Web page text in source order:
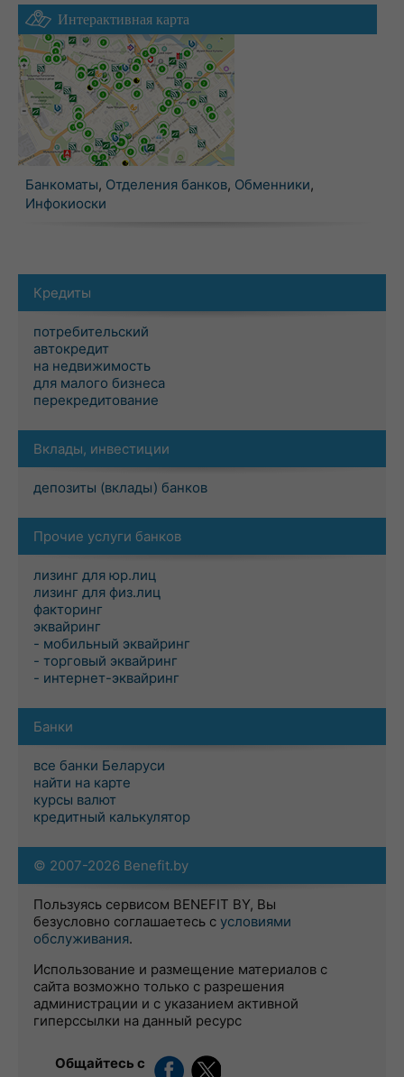
Интерактивная карта
Банкоматы, Отделения банков, Обменники,
Инфокиоски
Кредиты
потребительский
автокредит
на недвижимость
для малого бизнеса
перекредитование
Вклады, инвестиции
депозиты (вклады) банков
Прочие услуги банков
лизинг для юр.лиц
лизинг для физ.лиц
факторинг
эквайринг
- мобильный эквайринг
- торговый эквайринг
- интернет-эквайринг
Банки
все банки Беларуси
найти на карте
курсы валют
кредитный калькулятор
© 2007-2026 Benefit.by
Пользуясь сервисом BENEFIT BY, Вы
безусловно соглашаетесь с условиями
обслуживания.
Использование и размещение материалов с
сайта возможно только с разрешения
администрации и с указанием активной
гиперссылки на данный ресурс
Общайтесь с